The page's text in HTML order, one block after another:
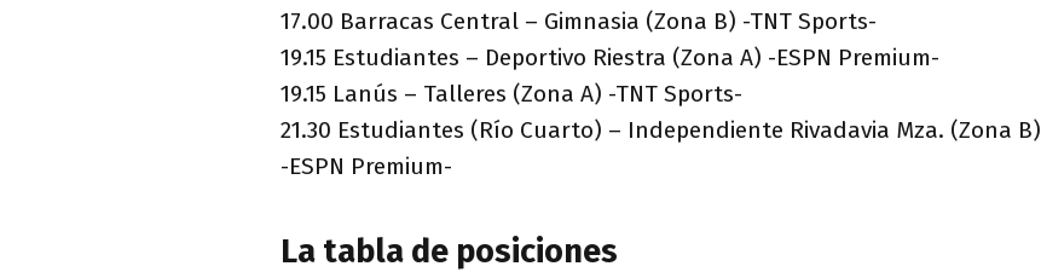
17.00 Barracas Central – Gimnasia (Zona B) -TNT Sports-
19.15 Estudiantes – Deportivo Riestra (Zona A) -ESPN Premium-
19.15 Lanús – Talleres (Zona A) -TNT Sports-
21.30 Estudiantes (Río Cuarto) – Independiente Rivadavia Mza. (Zona B)
-ESPN Premium-
La tabla de posiciones